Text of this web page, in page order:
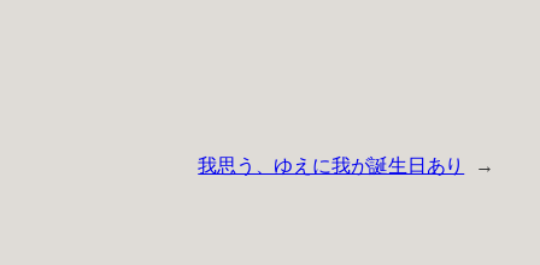
我思う、ゆえに我が誕生日あり →